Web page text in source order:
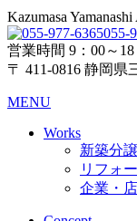
Kazumasa
055-
営業時間 9：00～18
〒 411-0816 静岡県
MENU
Works
新築分
リフォ
企業・